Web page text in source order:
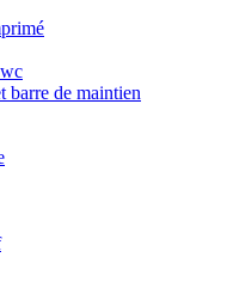
barre de maintien